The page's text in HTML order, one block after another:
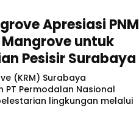
Apresiasi PNM
untuk
Pesisir Surabaya
(KRM) Surabaya
Permodalan Nasional
lingkungan melalui